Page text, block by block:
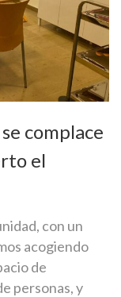
complace
el
con un
acogiendo
de
personas, y